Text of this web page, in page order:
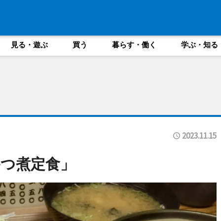
見る・遊ぶ 買う 暮らす・働く 学ぶ・知る
2023.11.15
煮定食」